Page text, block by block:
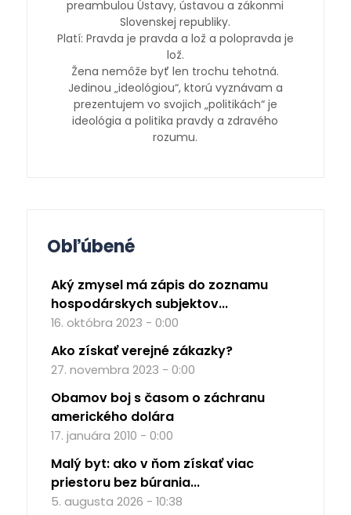
preambulou Ústavy, ústavou a zákonmi
Slovenskej republiky.
Platí: Pravda je pravda a lož a polopravda je
lož.
Žena nemôže byť len trochu tehotná.
Jedinou „ideológiou“, ktorú vyznávam a
prezentujem vo svojich „politikách“ je
ideológia a politika pravdy a zdravého
rozumu.
Obľúbené
Aký zmysel má zápis do zoznamu
hospodárskych subjektov...
16. októbra 2023 - 0:00
Ako získať verejné zákazky?
27. novembra 2023 - 0:00
Obamov boj s časom o záchranu
amerického dolára
17. januára 2010 - 0:00
Malý byt: ako v ňom získať viac
priestoru bez búrania...
5. augusta 2026 - 10:38